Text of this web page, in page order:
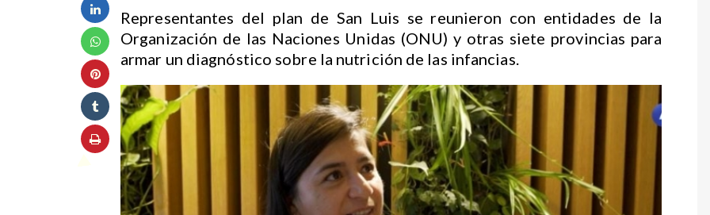
Representantes del plan de San Luis se reunieron con entidades de la
Organización de las Naciones Unidas (ONU) y otras siete provincias para
armar un diagnóstico sobre la nutrición de las infancias.